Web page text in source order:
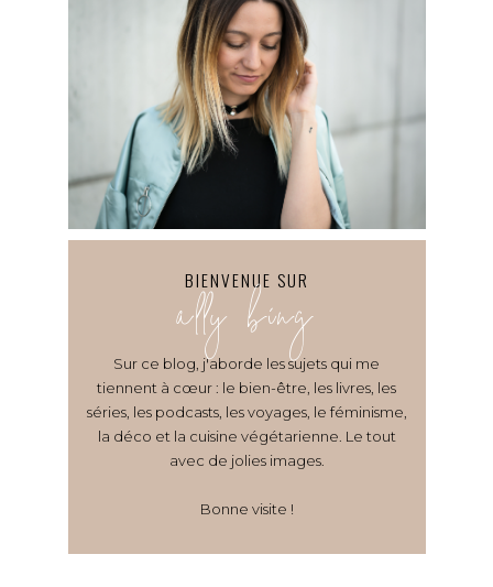
BIENVENUE SUR
ally bing
Sur ce blog, j'aborde les sujets qui me
tiennent à cœur : le bien-être, les livres, les
séries, les podcasts, les voyages, le féminisme,
la déco et la cuisine végétarienne. Le tout
avec de jolies images.
Bonne visite !